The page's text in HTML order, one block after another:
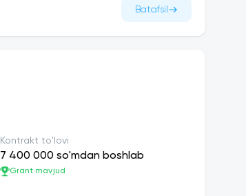
Batafsil
Kontrakt to'lovi
7 400 000 so'mdan boshlab
Grant mavjud